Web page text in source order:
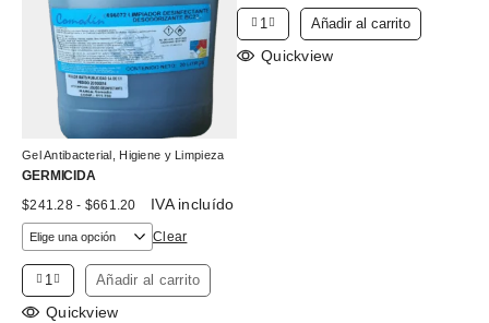
Gel Antibacterial Higiene y Limpieza
GERMICIDA
$241.28 - $661.20Rango
precios:
desde
$241.28
hasta
$661.20
IVA incluído
Clear
Añadir al carrito
Quickview
Añadir al carrito
Quickview